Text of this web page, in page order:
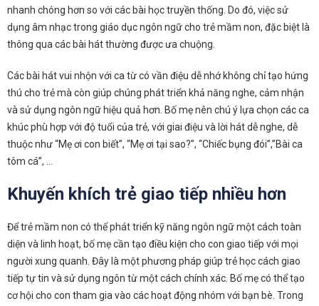
nhanh chóng hơn so với các bài học truyền thống. Do đó, việc sử
dụng âm nhạc trong giáo dục ngôn ngữ cho trẻ mầm non, đặc biệt là
thông qua các bài hát thường được ưa chuộng.
Các bài hát vui nhộn với ca từ có vần điệu dễ nhớ không chỉ tạo hứng
thú cho trẻ mà còn giúp chúng phát triển khả năng nghe, cảm nhận
và sử dụng ngôn ngữ hiệu quả hơn. Bố mẹ nên chú ý lựa chọn các ca
khúc phù hợp với độ tuổi của trẻ, với giai điệu và lời hát dễ nghe, dễ
thuộc như “Mẹ ơi con biết”, “Mẹ ơi tại sao?”, “Chiếc bụng đói”,”Bài ca
tôm cá”, …
Khuyến khích trẻ giao tiếp nhiều hơn
Để trẻ mầm non có thể phát triển kỹ năng ngôn ngữ một cách toàn
diện và linh hoạt, bố mẹ cần tạo điều kiện cho con giao tiếp với mọi
người xung quanh. Đây là một phương pháp giúp trẻ học cách giao
tiếp tự tin và sử dụng ngôn từ một cách chính xác. Bố mẹ có thể tạo
cơ hội cho con tham gia vào các hoạt động nhóm với bạn bè. Trong